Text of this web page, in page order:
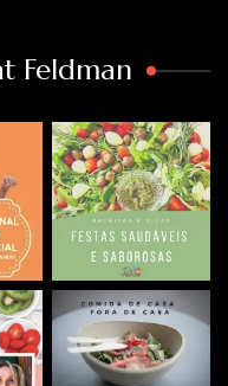
Feldman